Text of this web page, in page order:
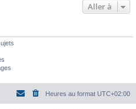
Aller à
Heures au format UTC+02:00